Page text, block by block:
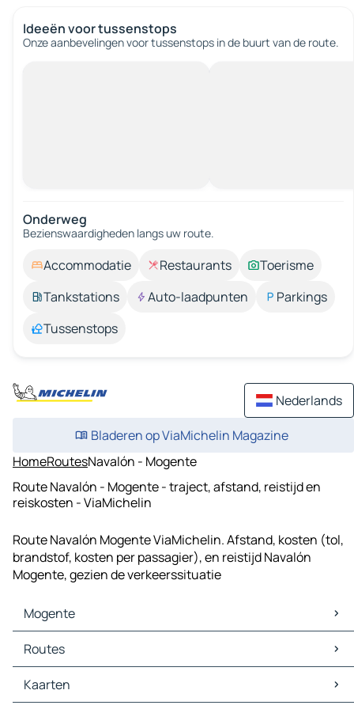
Ideeën voor tussenstops
Onze aanbevelingen voor tussenstops in de buurt van de route.
Onderweg
Bezienswaardigheden langs uw route.
Accommodatie Restaurants
Toerisme
Tankstations
Auto-laadpunten
Parkings
Tussenstops
Nederlands
Bladeren op ViaMichelin Magazine
HomeRoutesNavalón - Mogente
Route Navalón - Mogente - traject, afstand, reistijd en
reiskosten - ViaMichelin
Route Navalón Mogente ViaMichelin. Afstand, kosten (tol,
brandstof, kosten per passagier), en reistijd Navalón
Mogente, gezien de verkeerssituatie
Mogente
Mogente Kaarten
Mogente Verkeer
Mogente Hotels
Mogente Restaurants
Routes
Routes Mogente - Ontinyent
Routes Mogente - Canals
Kaarten